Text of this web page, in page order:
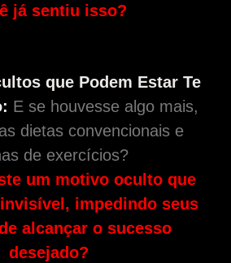
já sentiu isso?
que Podem Estar Te
E se houvesse algo mais,
dietas convencionais e
de exercícios?
um motivo oculto que
impedindo seus
alcançar o sucesso
desejado?